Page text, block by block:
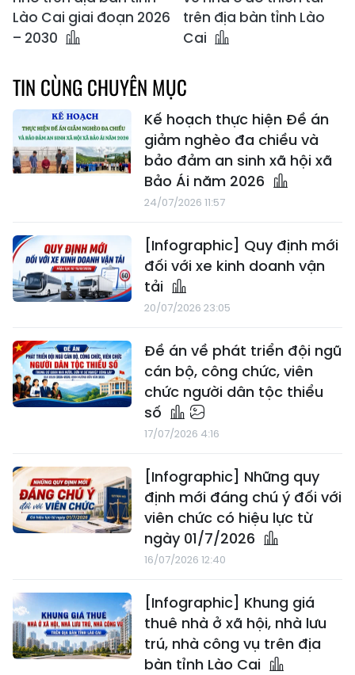
Lào Cai giai đoạn 2026
– 2030
trên địa bàn tỉnh Lào
Cai
TIN CÙNG CHUYÊN MỤC
Kế hoạch thực hiện Đề án
giảm nghèo đa chiều và
bảo đảm an sinh xã hội xã
Bảo Ái năm 2026
24/07/2026 11:57
[Infographic] Quy định mới
đối với xe kinh doanh vận
tải
20/07/2026 23:05
Đề án về phát triển đội ngũ
cán bộ, công chức, viên
chức người dân tộc thiểu
số
17/07/2026 4:16
[Infographic] Những quy
định mới đáng chú ý đối với
viên chức có hiệu lực từ
ngày 01/7/2026
16/07/2026 12:40
[Infographic] Khung giá
thuê nhà ở xã hội, nhà lưu
trú, nhà công vụ trên địa
bàn tỉnh Lào Cai